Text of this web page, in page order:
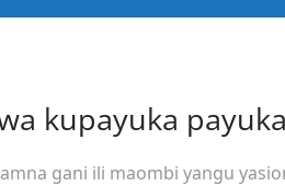
kupayuka
gani ili maombi yangu